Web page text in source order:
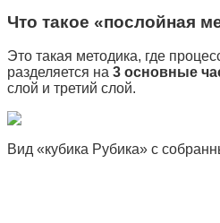
Что такое «послойная
Это такая методика, где
разделяется на 3 основные
слой и третий слой.
Вид «кубика Рубика» с